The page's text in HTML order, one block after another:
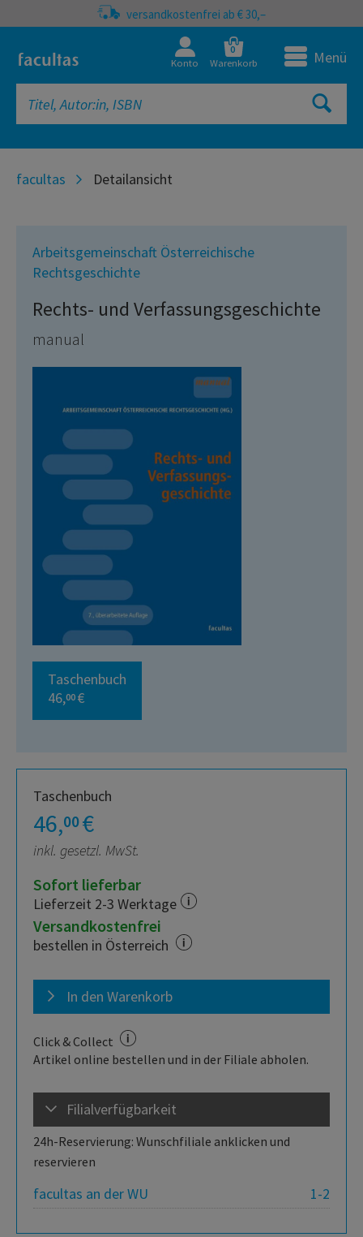
versandkostenfrei ab € 30,–
Konto
0
Warenkorb Menü
facultas Detailansicht
Arbeitsgemeinschaft Österreichische
Rechtsgeschichte
Rechts- und Verfassungsgeschichte
manual
Taschenbuch
46,00 €
Taschenbuch
46,00€
inkl. gesetzl. MwSt.
Sofort lieferbar
Lieferzeit 2-3 Werktage
Versandkostenfrei
bestellen in Österreich
In den Warenkorb
Click & Collect
Artikel online bestellen und in der Filiale abholen.
Filialverfügbarkeit
24h-Reservierung: Wunschfiliale anklicken und
reservieren
1-2
facultas an der WU